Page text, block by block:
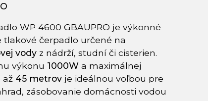
WP 4600 GBAUPRO je výkonné
tlakové čerpadlo určené na
vodyz nádrží, studní či cisterien.
výkonu 1000W a maximálnej
až 45 metrovje ideálnou voľbou pre
zásobovanie domácnosti vodou